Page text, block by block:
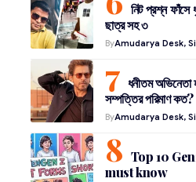
নিট প্রশ্ন ফাঁসে
ছাত্র সহ ৩
ByAmudarya Desk,
ধনীতম অভিনেতা
সম্পত্তির পরিমাণ কত?
ByAmudarya Desk,
Top 10
must know